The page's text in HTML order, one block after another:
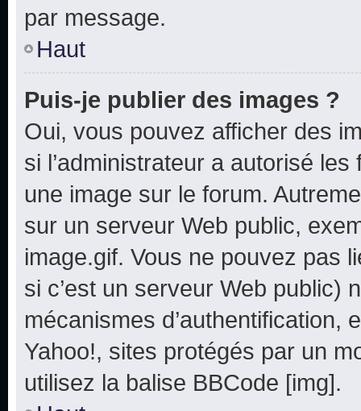
par message.
Haut
Puis-je publier des images ?
Oui, vous pouvez afficher des
si l’administrateur a autorisé
une image sur le forum.
sur un serveur Web public,
image.gif. Vous ne pouvez pas
si c’est un serveur Web public)
mécanismes d’authentification,
Yahoo!, sites protégés par un
utilisez la balise BBCode [img].